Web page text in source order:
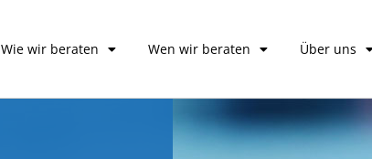
Wie wir beraten Wen wir beraten Über uns